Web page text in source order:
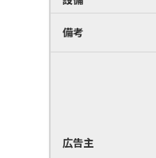
備考
広告主